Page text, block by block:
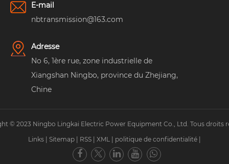
E-mail
nbtransmission@163.com
Adresse
No 6, 1ère rue, zone industrielle de
Xiangshan Ningbo, province du Zhejiang,
Chine
© 2023 Ningbo Lingkai Electric Power Equipment Co., Ltd. Tous droits
Links
Sitemap RSS XML politique de confidentialité